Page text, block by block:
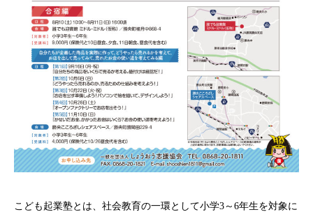
こども起業塾とは、社会教育の一環として小学3～6年生を対象に